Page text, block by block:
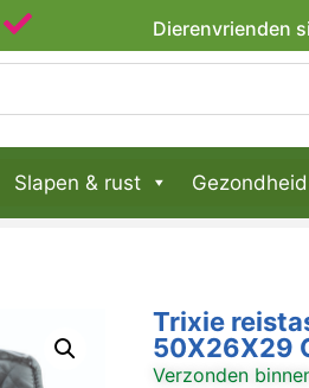
Dierenvrienden
Slapen & rust Gezondheid
Trixie
50X26X29
Verzonden